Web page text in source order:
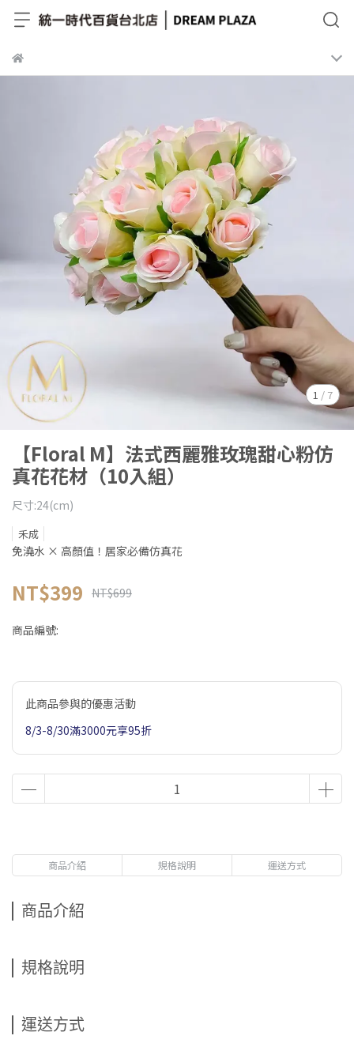
1 / 7
【Floral M】法式西麗雅玫瑰甜心粉仿
真花花材（10入組）
尺寸:24(cm)
禾成
免澆水 × 高顏值！居家必備仿真花
NT$399 NT$699
商品編號:
此商品參與的優惠活動
8/3-8/30滿3000元享95折
商品介紹 規格說明 運送方式
商品介紹
規格說明
運送方式